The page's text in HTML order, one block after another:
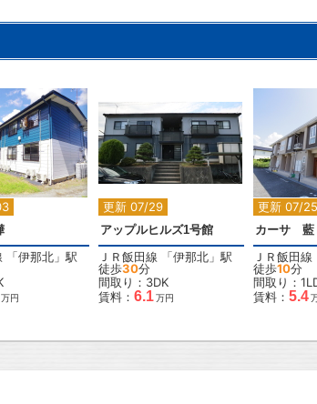
2
「伊那北 」駅
万円
更新 07/29
2
アップルヒルズ1号館
ＪＲ飯田線 「伊那北 」駅
徒歩30分
間取り：3DK
賃料： 6.1万円
更新 07/25
カーサ 藍
ＪＲ飯田線
徒歩10分
間取り：
賃料： 5.4